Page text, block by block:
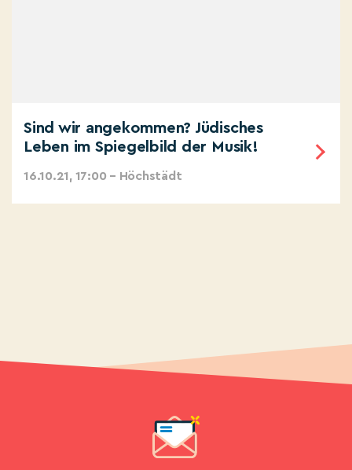
Sind wir angekommen? Jüdisches
Leben im Spiegelbild der Musik!
16.10.21, 17:00 – Höchstädt